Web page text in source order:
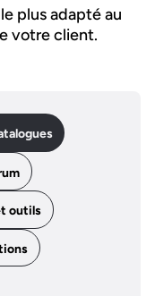
plus adapté au
votre client.
outils